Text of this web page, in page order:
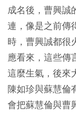
成名後，曹興誠
連，像是之前傳
時，曹興誠都很
應看來，這些傳
這麼生氣，後來
陳如珍與蘇慧倫
會把蘇慧倫與曹